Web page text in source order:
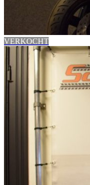
VERKOCHT